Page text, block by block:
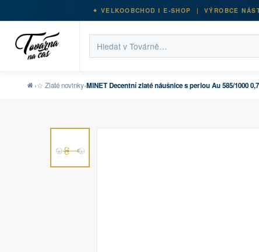
VELKOOBCHOD I E-SHOP | VÝROBCE
›☆ Zlaté novinky›MINET Decentní zlaté náušnice s perlou Au 585/1000